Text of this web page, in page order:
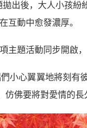
出後，大人小孩
互動中愈發濃厚。
題活動同步開啟，
心翼翼地將刻有
佛要將對愛情的長